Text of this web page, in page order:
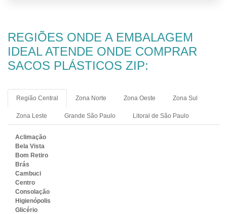
REGIÕES ONDE A EMBALAGEM
IDEAL ATENDE ONDE COMPRAR
SACOS PLÁSTICOS ZIP:
Região Central Zona Norte Zona Oeste Zona Sul
Zona Leste Grande São Paulo Litoral de São Paulo
Aclimação
Bela Vista
Bom Retiro
Brás
Cambuci
Centro
Consolação
Higienópolis
Glicério